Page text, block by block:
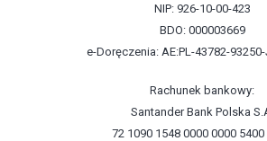
NIP: 926-10-00-423
BDO: 000003669
e-Doręczenia: AE:PL-43782-
Rachunek bankowy:
Santander Bank Polska
72 1090 1548 0000 0000 5400